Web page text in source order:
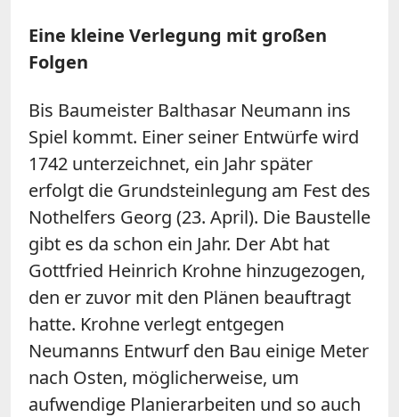
Eine kleine Verlegung mit großen
Folgen
Bis Baumeister Balthasar Neumann ins
Spiel kommt. Einer seiner Entwürfe wird
1742 unterzeichnet, ein Jahr später
erfolgt die Grundsteinlegung am Fest des
Nothelfers Georg (23. April). Die Baustelle
gibt es da schon ein Jahr. Der Abt hat
Gottfried Heinrich Krohne hinzugezogen,
den er zuvor mit den Plänen beauftragt
hatte. Krohne verlegt entgegen
Neumanns Entwurf den Bau einige Meter
nach Osten, möglicherweise, um
aufwendige Planierarbeiten und so auch